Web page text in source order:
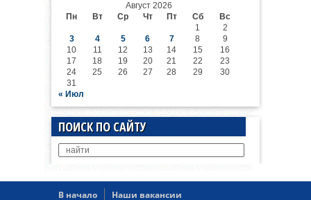
Август 2026
Пн
Вт Ср Чт Пт Сб
Вс
1
2
3
4 5 6 7 8
9
10
11 12 13 14 15
16
17
18 19 20 21 22
23
24
25 26 27 28 29
30
31
« Июл
ПОИСК ПО САЙТУ
В начало Наши вакансии